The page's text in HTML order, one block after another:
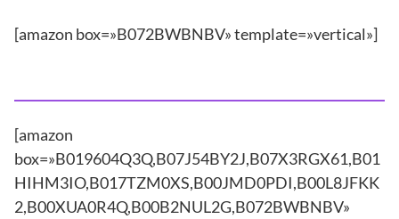
[amazon box=»B072BWBNBV» template=»vertical»]
[amazon
box=»B019604Q3Q,B07J54BY2J,B07X3RGX61,B01
HIHM3IO,B017TZM0XS,B00JMD0PDI,B00L8JFKK
2,B00XUA0R4Q,B00B2NUL2G,B072BWBNBV»